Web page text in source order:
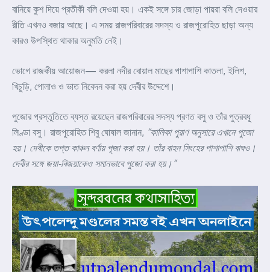
বানিয়ে কুশ দিয়ে প্রতীকী বলি দেওয়া হয়। একই সঙ্গে চার জোড়া পায়রা বলি দেওয়ার
রীতি এখনও বজায় আছে। এ সময় রাজপরিবারের সদস্য ও রাজপুরোহিত ছাড়া অন্য
কারও উপস্থিত থাকার অনুমতি নেই।
ভোগে রাজকীয় আয়োজন— করলা নদীর বোয়াল মাছের পাশাপাশি কাতলা, ইলিশ,
খিচুড়ি, পোলাও ও ভাত নিবেদন করা হয় দেবীর উদ্দেশে।
পুজোর প্রস্তুতিতে ব্যস্ত রয়েছেন রাজপরিবারের সদস্য প্রণত বসু ও তাঁর পুত্রবধূ
লিণ্ডা বসু। রাজপুরোহিত শিবু ঘোষাল জানান, “কালিকা পুরাণ অনুসারে এখানে পুজো
হয়। দেবীকে তপ্ত কাঞ্চন বর্ণায় পূজা করা হয়। তাঁর বাহন সিংহের পাশাপাশি বাঘও।
দেবীর সঙ্গে জয়া-বিজয়াকেও সমানভাবে পুজো করা হয়।”